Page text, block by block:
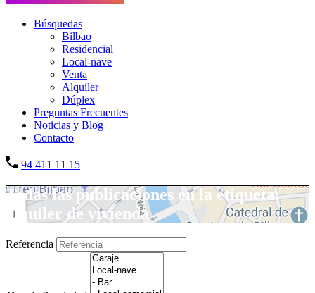
Búsquedas
Bilbao
Residencial
Local-nave
Venta
Alquiler
Dúplex
Preguntas Frecuentes
Noticias y Blog
Contacto
94 411 11 15
Todas las publicaciones en la etiqueta:
alquiler de vivienda
Referencia